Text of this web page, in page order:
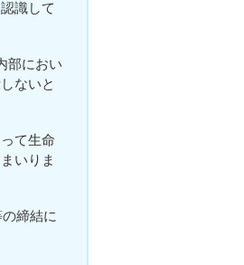
識して
部におい
ないと
て生命
いりま
締結に